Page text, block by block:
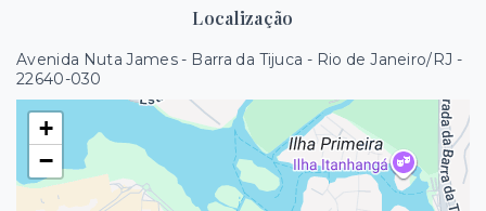
Localização
Avenida Nuta James - Barra da Tijuca - Rio de Janeiro/RJ -
22640-030
+
−